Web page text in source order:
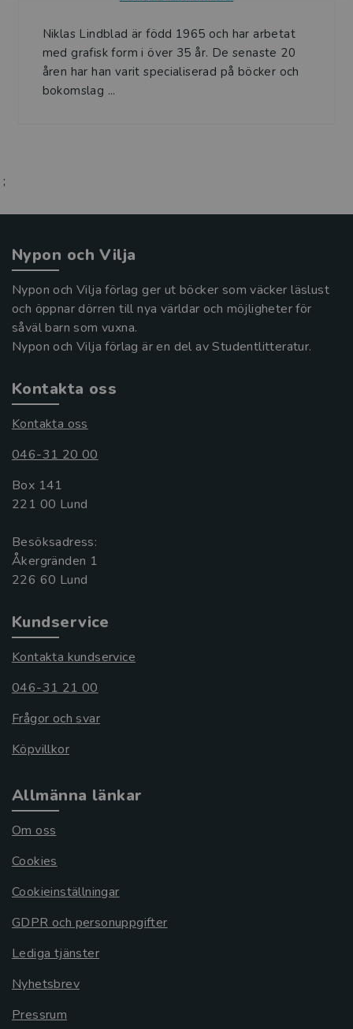
Niklas Lindblad är född 1965 och har arbetat
med grafisk form i över 35 år. De senaste 20
åren har han varit specialiserad på böcker och
bokomslag ...
;
Nypon och Vilja
Nypon och Vilja förlag ger ut böcker som väcker läslust
och öppnar dörren till nya världar och möjligheter för
såväl barn som vuxna.
Nypon och Vilja förlag är en del av Studentlitteratur.
Kontakta oss
Kontakta oss
046-31 20 00
Box 141
221 00 Lund
Besöksadress:
Åkergränden 1
Kundservice
Kontakta kundservice
046-31 21 00
Frågor och svar
Köpvillkor
Allmänna länkar
Om oss
Cookies
Cookieinställningar
GDPR och personuppgifter
Lediga tjänster
Nyhetsbrev
Pressrum